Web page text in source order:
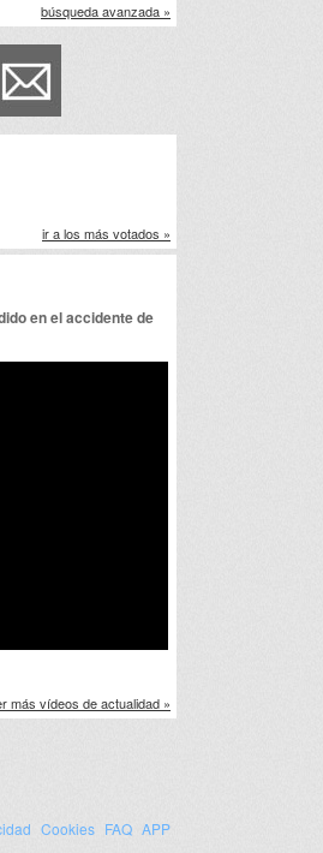
búsqueda avanzada »
ir a los más votados »
en el accidente de
más vídeos de actualidad »
Cookies FAQ APP